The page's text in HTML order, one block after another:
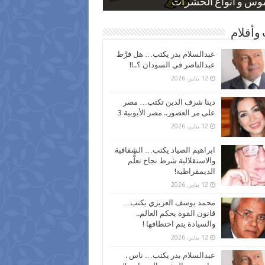
و أنواع الحشرات
بعد ارتفاع الأسعار
نسبة الطلاق في مصر
كاركاتيرية
كاركاتيرية
وأقلام
عبدالسلام بدر يكتب… هل فرَّط
عبدالناصر في السودان ؟..!!
12 يناير، 2026
دينا شرف الدين تكتب… مصر
على مر العصور.. مصر الأيوبية 3
12 يناير، 2026
ابراهيم الصياد يكتب… الشفافية
والاستقلالية شرط نجاح تعلُّم
الديمقراطية!
12 يناير، 2026
محمد يوسف العزيزي يكتب…
قانون القوة يحكم العالم..
والسيادة يتم اختطافها !
12 يناير، 2026
عبدالسلام بدر يكتب… ناس .